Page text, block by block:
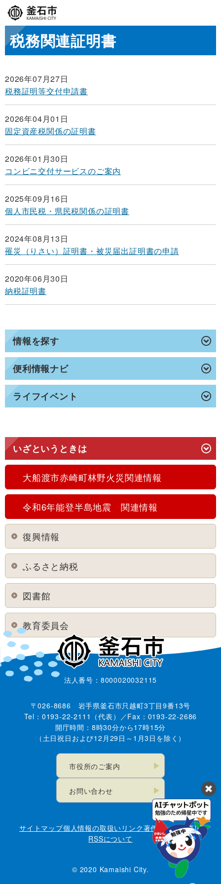
情報を探す
便利情報ナビ
ライフイベント
税務関連証明書
2026年07月27日
税務証明等交付申請書
2026年04月01日
固定資産税関係の証明書
2026年01月30日
コンビニ交付サービスのご案内
2025年09月16日
個人市民税・県民税関係の証明書
2024年08月13日
罹災（りさい）証明書・被災届出証明書の申請
2020年06月30日
納税証明書
いざというときは
大船渡市赤崎町林野火災関連情報
令和6年能登半島地震 関連情報
復興情報
ふるさと納税
図書館
教育委員会
法人番号：8000020032115
〒026-8686 岩手県釜石市只越町3丁目9番13号
Tel：0193-22-2111（代表）／Fax：0193-22-2686
開庁時間：8時30分から17時15分
（土日祝日および12月29日～1月3日を除く）
市役所のご案内
お問い合わせ
サイトマップ個人情報の取扱い リンク著作権・免責事項
RSSについて
© 2020 Kamaishi City.